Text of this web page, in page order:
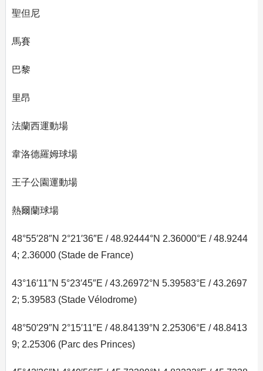
聖但尼
馬賽
巴黎
里昂
法蘭西運動場
韋洛德羅姆球場
王子公園運動場
熱爾蘭球場
48°55′28″N 2°21′36″E / 48.92444°N 2.36000°E / 48.9244
4; 2.36000 (Stade de France)
43°16′11″N 5°23′45″E / 43.26972°N 5.39583°E / 43.2697
2; 5.39583 (Stade Vélodrome)
48°50′29″N 2°15′11″E / 48.84139°N 2.25306°E / 48.8413
9; 2.25306 (Parc des Princes)